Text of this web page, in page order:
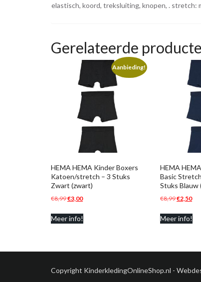
elastisch, koord, treksluiting, knopen, .
Gerelateerde
Aanbieding!
HEMA HEMA Kinder Boxers
Katoen/stretch – 3 Stuks
Zwart (zwart)
€8,99Oorspronkelijke
was:
€3,00Huidige
Meer info!
HEMA
Basic
Stuks Blauw
€8,99
was:
€2,50
Meer info!
Copyright KinderkledingOnlineShop.nl -